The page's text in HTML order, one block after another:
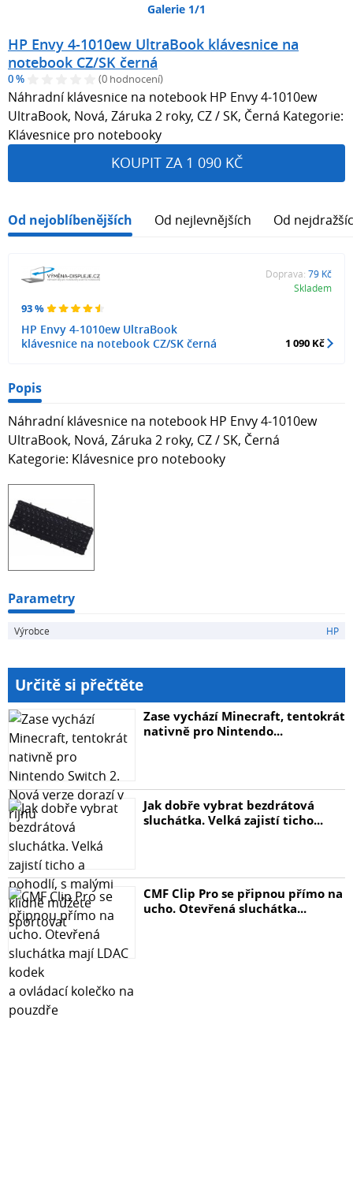
Galerie 1/1
HP Envy 4-1010ew UltraBook klávesnice na
notebook CZ/SK černá
0 % (0 hodnocení)
Náhradní klávesnice na notebook HP Envy 4-1010ew
UltraBook, Nová, Záruka 2 roky, CZ / SK, Černá Kategorie:
Klávesnice pro notebooky
KOUPIT ZA 1 090 KČ
Od nejoblíbenějších Od nejlevnějších Od
93 %
HP Envy 4-1010ew UltraBook
klávesnice na notebook CZ/SK černá
Doprava: 79 Kč
Skladem
1 090 Kč
Popis
Náhradní klávesnice na notebook HP Envy 4-1010ew
UltraBook, Nová, Záruka 2 roky, CZ / SK, Černá
Kategorie: Klávesnice pro notebooky
Parametry
Výrobce HP
Určitě si přečtěte
Zase vychází Minecraft, tentokrát
nativně pro Nintendo...
Jak dobře vybrat bezdrátová
sluchátka. Velká zajistí ticho...
CMF Clip Pro se připnou přímo na
ucho. Otevřená sluchátka...